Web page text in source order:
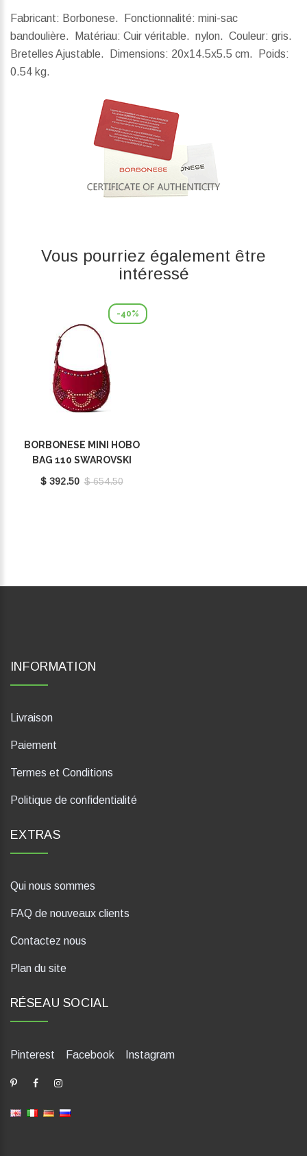
Fabricant: Borbonese. Fonctionnalité: mini-sac
bandoulière. Matériau: Cuir véritable. nylon. Couleur: gris.
Bretelles Ajustable.
Dimensions: 20x14.5x5.5 cm.
Poids:
0.54 kg.
Vous pourriez également être
intéressé
-40%
BORBONESE MINI HOBO
BAG 110 SWAROVSKI
BORGOGNA 923047AT3Z59
$ 392.50 $ 654.50
INFORMATION
Livraison
Paiement
Termes et Conditions
Politique de confidentialité
EXTRAS
Qui nous sommes
FAQ de nouveaux clients
Contactez nous
Plan du site
RÉSEAU SOCIAL
Pinterest Facebook Instagram